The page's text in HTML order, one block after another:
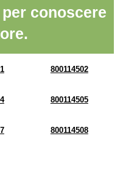
conoscere
800114502
800114505
800114508